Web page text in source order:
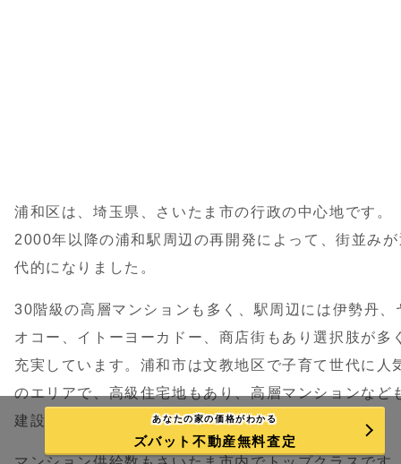
浦和区は、埼玉県、さいたま市の行政の中心地です。
2000年以降の浦和駅周辺の再開発によって、街並み
代的になりました。
30階級の高層マンションも多く、駅周辺には伊勢丹、
オコー、イトーヨーカドー、商店街もあり選択肢が多
充実しています。浦和市は文教地区で子育て世代に人
のエリアで、高級住宅地もあり、高層マンションなど
建設され再評価されています。
あなたの家の価格がわかる
ズバット不動産無料査定